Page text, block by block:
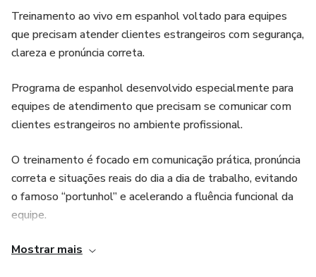
Treinamento ao vivo em espanhol voltado para equipes
que precisam atender clientes estrangeiros com segurança,
clareza e pronúncia correta.
Programa de espanhol desenvolvido especialmente para
equipes de atendimento que precisam se comunicar com
clientes estrangeiros no ambiente profissional.
O treinamento é focado em comunicação prática, pronúncia
correta e situações reais do dia a dia de trabalho, evitando
o famoso “portunhol” e acelerando a fluência funcional da
equipe.
O programa inclui:
Mostrar mais